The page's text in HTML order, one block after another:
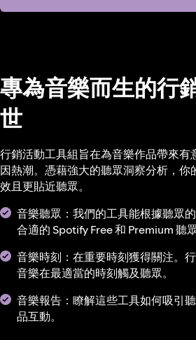
專為音樂而生的行
世
行銷活動工具組旨在為音樂作品帶來有
因熱潮。憑藉強大的聽眾洞察分析，
效且更貼近聽眾。
音樂聽眾：我們的工具能根據聽眾
合適的 Spotify Free 和 Premium 聽眾
音樂時刻：在重要時刻獲得關注。
音樂在最適當的時刻觸及聽眾。
音樂報告：瞭解這些工具如何吸引
品互動。